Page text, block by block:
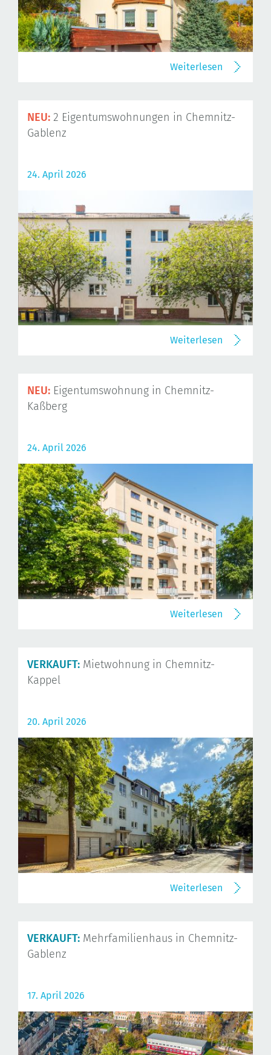
Weiterlesen
NEU: 2 Eigentumswohnungen in Chemnitz-
Gablenz
24. April 2026
Weiterlesen
NEU: Eigentumswohnung in Chemnitz-
Kaßberg
24. April 2026
Weiterlesen
VERKAUFT: Mietwohnung in Chemnitz-
Kappel
20. April 2026
Weiterlesen
VERKAUFT: Mehrfamilienhaus in Chemnitz-
Gablenz
17. April 2026